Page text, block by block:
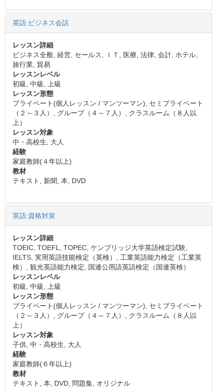
英語:ビジネス会話
レッスン詳細
ビジネス全般, 経営, セールス, ＩＴ, 医療, 法律, 会計, ホテル,
旅行業, 貿易
レッスンレベル
初級, 中級, 上級
レッスン形態
プライベート(個人レッスン / マンツーマン), セミプライベート
（２～３人）, グループ（４～７人）, クラスルーム（８人以
上）
レッスン対象
中・高校生, 大人
経験
家庭教師(４年以上)
教材
テキスト, 新聞, 本, DVD
英語:資格対策
レッスン詳細
TOEIC, TOEFL, TOPEC, ケンブリッジ大学英語検定試験,
IELTS, 実用英語技能検定（英検）, 工業英語能力検定（工業英
検）, 観光英語能力検定, 国連公用語英語検定（国連英検）
レッスンレベル
初級, 中級, 上級
レッスン形態
プライベート(個人レッスン / マンツーマン), セミプライベート
（２～３人）, グループ（４～７人）, クラスルーム（８人以
上）
レッスン対象
子供, 中・高校生, 大人
経験
家庭教師(６年以上)
教材
テキスト, 本, DVD, 問題集, オリジナル